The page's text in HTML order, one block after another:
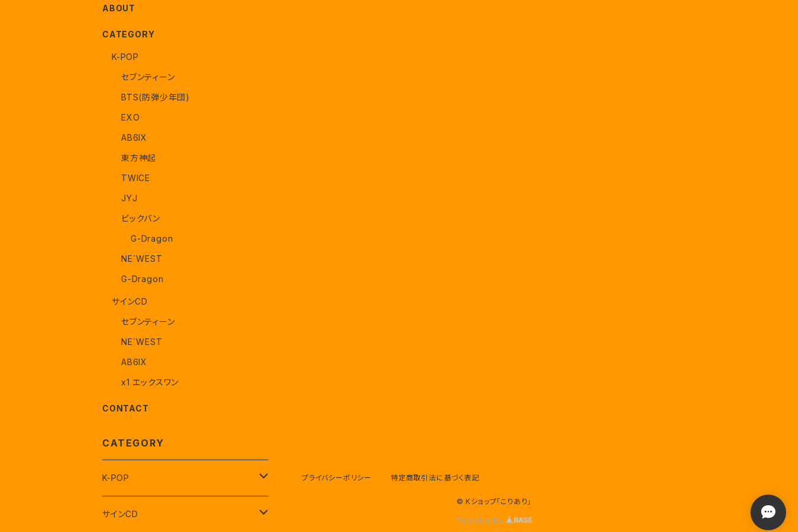
ABOUT
CATEGORY
K-POP
セブンティーン
BTS(防弾少年団)
EXO
AB6IX
東方神起
TWICE
JYJ
ビックバン
G-Dragon
NE`WEST
G-Dragon
サインCD
セブンティーン
NE`WEST
AB6IX
x1 エックスワン
CONTACT
CATEGORY
K-POP
セブンティーン
サインCD
プライバシーポリシー 特定商取引法に基づく表記
© Kショップ「こりあり」
Powered by